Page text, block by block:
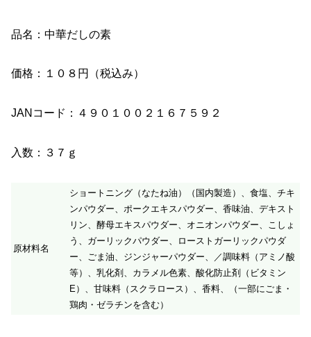
品名：中華だしの素
価格：１０８円（税込み）
JANコード：４９０１００２１６７５９２
入数：３７ｇ
原材料名
ショートニング（なたね油）（国内製造）、食塩、チキ
ンパウダー、ポークエキスパウダー、香味油、デキスト
リン、酵母エキスパウダー、オニオンパウダー、こしょ
う、ガーリックパウダー、ローストガーリックパウダ
ー、ごま油、ジンジャーパウダー、／調味料（アミノ酸
等）、乳化剤、カラメル色素、酸化防止剤（ビタミン
E）、甘味料（スクラロース）、香料、（一部にごま・
鶏肉・ゼラチンを含む）